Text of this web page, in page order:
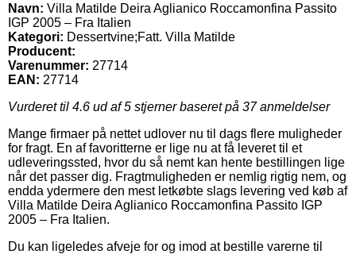
Navn: Villa Matilde Deira Aglianico Roccamonfina Passito
IGP 2005 – Fra Italien
Kategori: Dessertvine;Fatt. Villa Matilde
Producent:
Varenummer: 27714
EAN: 27714
Vurderet til 4.6 ud af 5 stjerner baseret på 37anmeldelser
Mange firmaer på nettet udlover nu til dags flere muligheder
for fragt. En af favoritterne er lige nu at få leveret til et
udleveringssted, hvor du så nemt kan hente bestillingen lige
når det passer dig. Fragtmuligheden er nemlig rigtig nem, og
endda ydermere den mest letkøbte slags levering ved køb af
Villa Matilde Deira Aglianico Roccamonfina Passito IGP
2005 – Fra Italien.
Du kan ligeledes afveje for og imod at bestille varerne til